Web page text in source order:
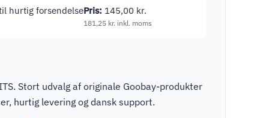
hurtig forsendelsePris: 145,00 kr.
181,25 kr. inkl. moms
Stort udvalg af originale Goobay-produkter
hurtig levering og dansk support.